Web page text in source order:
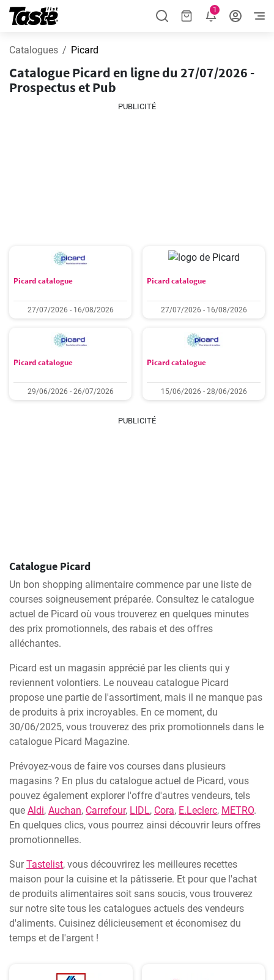
1
Catalogues Picard
Catalogue Picard en ligne du 27/07/2026 -
Prospectus et Pub
PUBLICITÉ
Picard catalogue
27/07/2026 - 16/08/2026
Picard catalogue
27/07/2026 - 16/08/2026
Picard catalogue
29/06/2026 - 26/07/2026
Picard catalogue
15/06/2026 - 28/06/2026
PUBLICITÉ
Catalogue Picard
Un bon shopping alimentaire commence par une liste de
courses soigneusement préparée. Consultez le catalogue
actuel de Picard où vous trouverez en quelques minutes
des prix promotionnels, des rabais et des offres
alléchantes.
Picard est un magasin apprécié par les clients qui y
reviennent volontiers. Le nouveau catalogue Picard
propose une partie de l'assortiment, mais il ne manque pas
de produits à prix incroyables. En ce moment, du
30/06/2025, vous trouverez des prix promotionnels dans le
catalogue Picard Magazine.
Prévoyez-vous de faire vos courses dans plusieurs
magasins ? En plus du catalogue actuel de Picard, vous
pouvez également explorer l'offre d'autres vendeurs, tels
que Aldi, Auchan, Carrefour, LIDL, Cora, E.Leclerc, METRO.
En quelques clics, vous pourrez ainsi découvrir leurs offres
promotionnelles.
SurTastelist, vous découvrirez les meilleures recettes
maison pour la cuisine et la pâtisserie. Et pour que l'achat
de produits alimentaires soit sans soucis, vous trouverez
sur notre site tous les catalogues actuels des vendeurs
d'aliments. Cuisinez délicieusement et économisez du
temps et de l'argent !